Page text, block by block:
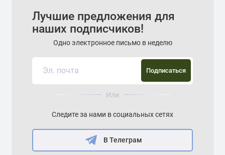
Лучшие предложения для
наших подписчиков!
Одно электронное письмо в неделю
Подписаться
Или
Следите за нами в социальных сетях
В Телеграм